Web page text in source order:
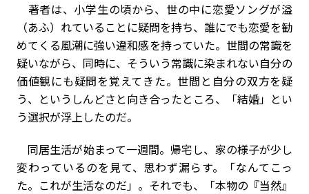
著者は、小学生の頃から、世の中に恋愛ソングが溢
（あふ）れていることに疑問を持ち、誰にでも恋愛を勧
めてくる風潮に強い違和感を持っていた。世間の常識を
疑いながら、同時に、そういう常識に染まれない自分の
価値観にも疑問を覚えてきた。世間と自分の双方を疑
う、というしんどさと向き合ったところ、「結婚」とい
う選択が浮上したのだ。
同居生活が始まって一週間。帰宅し、家の様子が少し
変わっているのを見て、思わず漏らす。「なんてこっ
た。これが生活なのだ」。それでも、「本物の『当然』